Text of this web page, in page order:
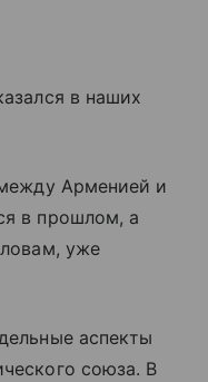
в наших
Арменией и
в прошлом, а
уже
аспекты
союза. В